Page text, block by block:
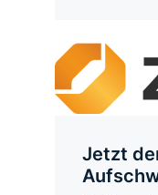
Jetzt